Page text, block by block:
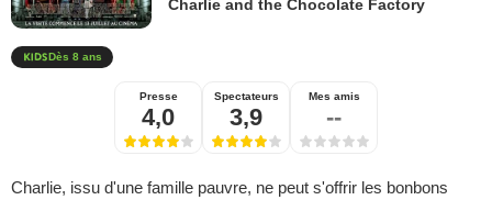
Charlie and the Chocolate Factory
Dès 8 ans
Presse
4,0
Spectateurs
3,9
Mes amis
--
Charlie, issu d'une famille pauvre, ne peut s'offrir les bonbons